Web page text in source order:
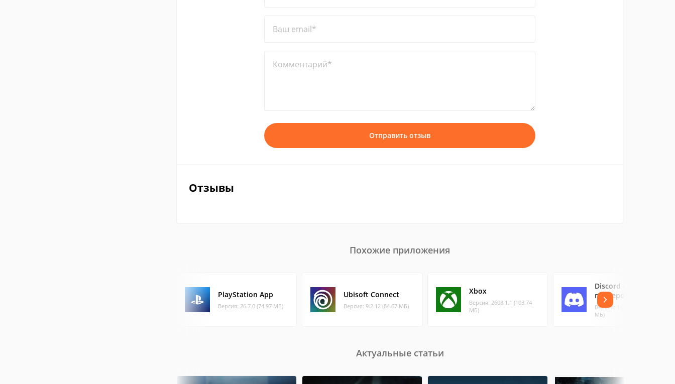
Ваш email*
Комментарий*
Отправить отзыв
Отзывы
Похожие приложения
PlayStation App
Версия: 26.7.0 (74.97 МБ)
Ubisoft Connect
Версия: 9.2.12 (84.67 МБ)
Xbox
Версия: 2608.1.1 (103.74
МБ)
Discord - чат для
геймеров
Версия: 186.11 - (228.79
МБ)
Актуальные статьи